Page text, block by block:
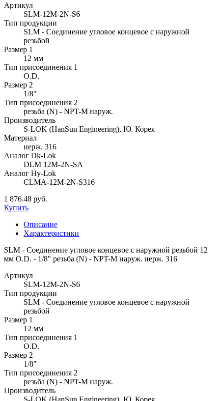
Артикул
SLM-12M-2N-S6
Тип продукции
SLM - Соединение угловое концевое с наружной
резьбой
Размер 1
12 мм
Тип присоединения 1
O.D.
Размер 2
1/8"
Тип присоединения 2
резьба (N) - NPT-M наруж.
Производитель
S-LOK (HanSun Engineering), Ю. Корея
Материал
нерж. 316
Аналог Dk-Lok
DLM 12M-2N-SA
Аналог Hy-Lok
CLMA-12M-2N-S316
1 876.48 руб.
Купить
Описание
Характеристики
SLM - Соединение угловое концевое с наружной резьбой 12
мм O.D. - 1/8" резьба (N) - NPT-M наруж. нерж. 316
Артикул
SLM-12M-2N-S6
Тип продукции
SLM - Соединение угловое концевое с наружной
резьбой
Размер 1
12 мм
Тип присоединения 1
O.D.
Размер 2
1/8"
Тип присоединения 2
резьба (N) - NPT-M наруж.
Производитель
S-LOK (HanSun Engineering), Ю. Корея